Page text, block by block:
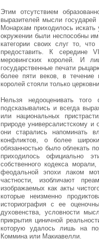
Этим отсутствием
выразителей мысли
Монархам приходилось искать
окружении были неспособны
категории своих слуг то,
предоставить. К середине
меровингских королей. И
государственные печати
более пяти веков, в течение
королей стояли только
Нельзя недооценивать
подсказывались и всегда
или национальных
природе универсалистскому
они старались напоминать
конфликтов, о более
обязанностью было облекать
приходилось официально
собственного кодекса
феодальной эпохи лаком
частности, изобличают
изображаемых как акты
которые неизменно
историография с ее
духовенства, условности
прикрытия циничной
которую удалось лишь на
Коммина или Макиавелли.